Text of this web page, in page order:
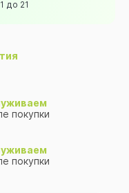
до 21
покупки
покупки